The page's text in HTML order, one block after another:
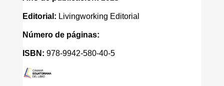
Editorial: Livingworking Editorial
Número de páginas:
ISBN: 978-9942-580-40-5